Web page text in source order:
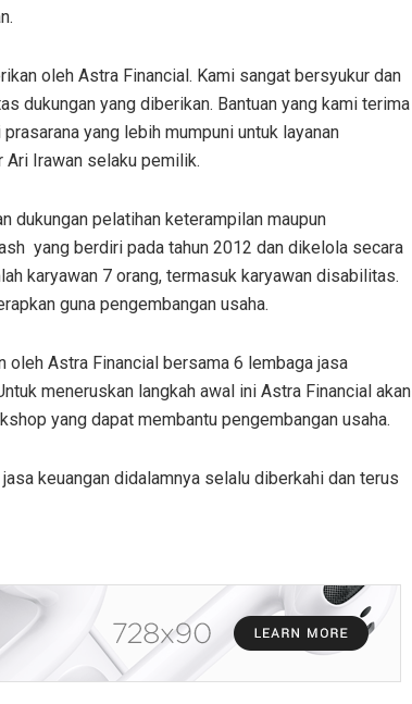
oleh Astra Financial. Kami sangat bersyukur dan
dukungan yang diberikan. Bantuan yang kami terima
yang lebih mumpuni untuk layanan
Ari Irawan selaku pemilik.
dukungan pelatihan keterampilan maupun
yang berdiri pada tahun 2012 dan dikelola secara
karyawan 7 orang, termasuk karyawan disabilitas.
guna pengembangan usaha.
oleh Astra Financial bersama 6 lembaga jasa
meneruskan langkah awal ini Astra Financial akan
yang dapat membantu pengembangan usaha.
keuangan didalamnya selalu diberkahi dan terus